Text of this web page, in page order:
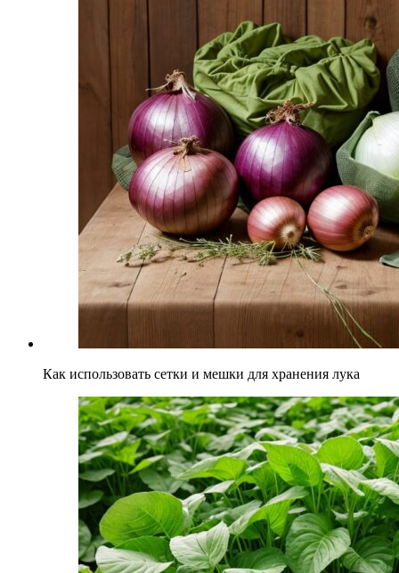
Как использовать сетки и мешки для хранения лука